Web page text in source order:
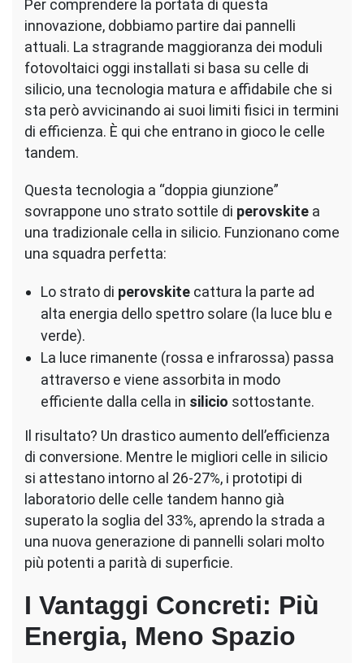
Per comprendere la portata di questa
innovazione, dobbiamo partire dai pannelli
attuali. La stragrande maggioranza dei moduli
fotovoltaici oggi installati si basa su celle di
silicio, una tecnologia matura e affidabile che si
sta però avvicinando ai suoi limiti fisici in termini
di efficienza. È qui che entrano in gioco le celle
tandem.
Questa tecnologia a “doppia giunzione”
sovrappone uno strato sottile di perovskite a
una tradizionale cella in silicio. Funzionano come
una squadra perfetta:
Lo strato di perovskite cattura la parte ad
alta energia dello spettro solare (la luce blu e
verde).
La luce rimanente (rossa e infrarossa) passa
attraverso e viene assorbita in modo
efficiente dalla cella in silicio sottostante.
Il risultato? Un drastico aumento dell’efficienza
di conversione. Mentre le migliori celle in silicio
si attestano intorno al 26-27%, i prototipi di
laboratorio delle celle tandem hanno già
superato la soglia del 33%, aprendo la strada a
una nuova generazione di pannelli solari molto
più potenti a parità di superficie.
I Vantaggi Concreti: Più
Energia, Meno Spazio